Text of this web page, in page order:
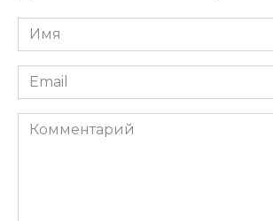
Имя
*
Email
*
Комментарий